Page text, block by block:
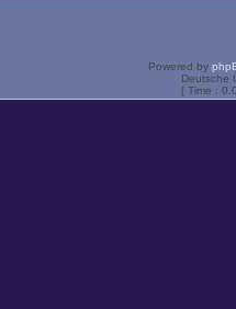
Powered by
Deutsche
[ Time :